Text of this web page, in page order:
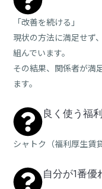
「改善を続ける」
現状の方法に満足せず
組んでいます。
その結果、関係者が満
ます。
良く使う福
シャトク（福利厚生賃貸
自分が1番優